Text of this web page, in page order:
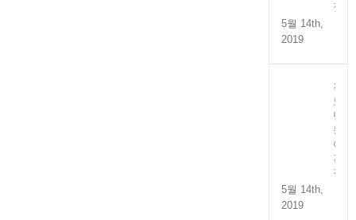
젓
5월 14th,
2019
전
도
만
능
어
간
장
5월 14th,
2019